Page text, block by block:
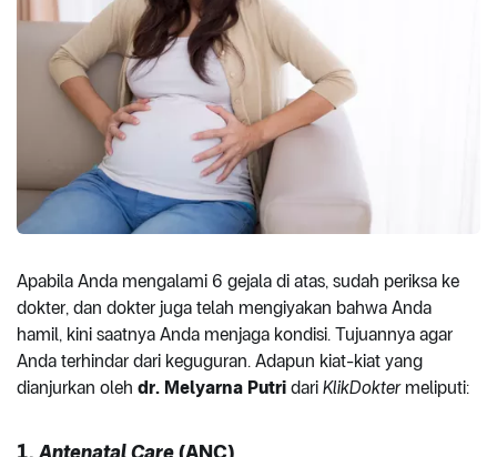
Apabila Anda mengalami 6 gejala di atas, sudah periksa ke
dokter, dan dokter juga telah mengiyakan bahwa Anda
hamil, kini saatnya Anda menjaga kondisi. Tujuannya agar
Anda terhindar dari keguguran. Adapun kiat-kiat yang
dianjurkan oleh dr. Melyarna Putri dari KlikDoktermeliputi:
1. Antenatal Care(ANC)